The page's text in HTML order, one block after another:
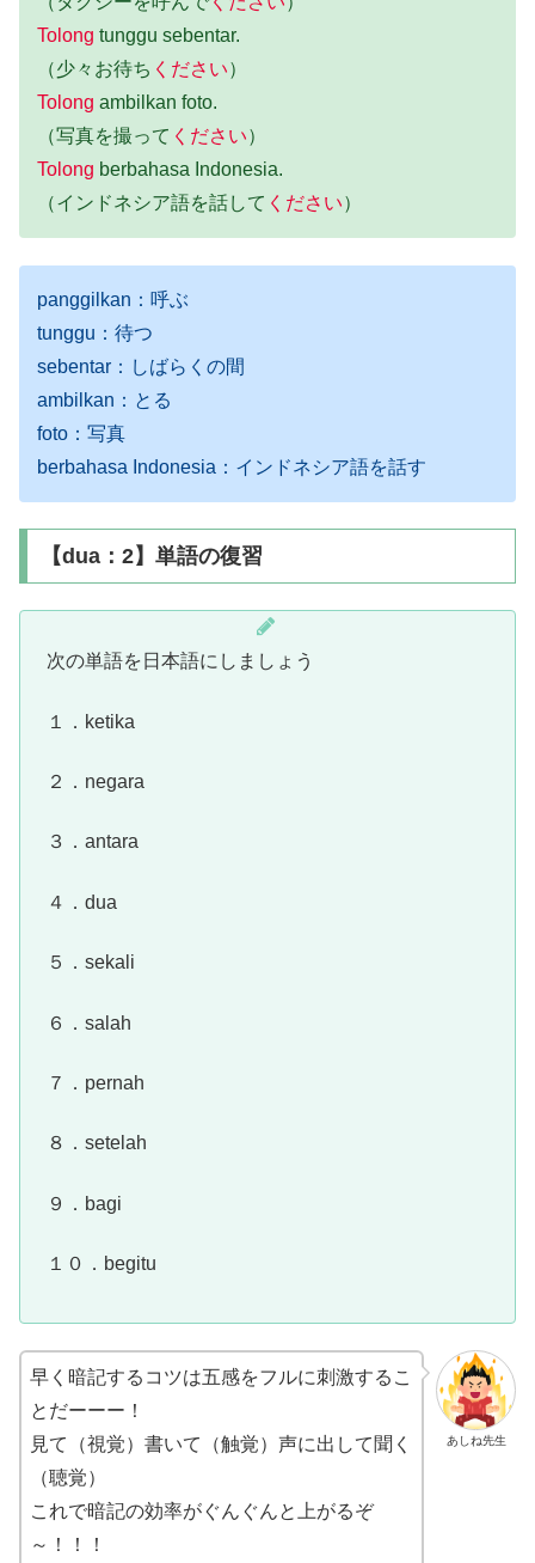
Tolong tunggu sebentar.
（少々お待ち ください）
Tolong ambilkan foto.
（写真を撮って ください）
Tolong berbahasa Indonesia.
（インドネシア語を話して ください）
panggilkan：呼ぶ
tunggu：待つ
sebentar：しばらくの間
ambilkan：とる
foto：写真
berbahasa Indonesia：インドネシア語を話す
【dua：2】単語の復習
次の単語を日本語にしましょう
１．ketika
２．negara
３．antara
４．dua
５．sekali
６．salah
７．pernah
８．setelah
９．bagi
１０．begitu
あしね先生
早く暗記するコツは五感をフルに刺激するこ
とだーーー！
見て（視覚）書いて（触覚）声に出して聞く
（聴覚）
これで暗記の効率がぐんぐんと上がるぞ
～！！！